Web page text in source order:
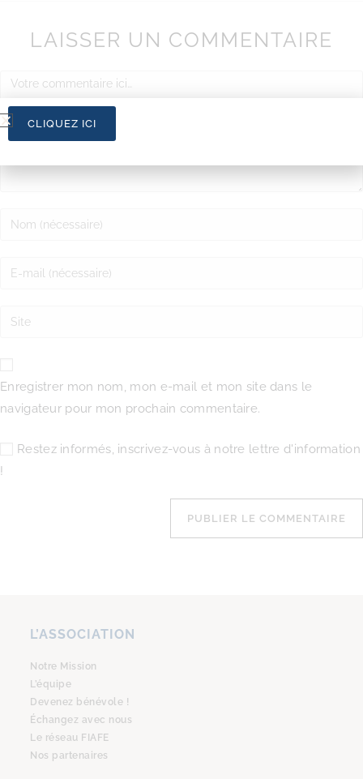
LAISSER UN COMMENTAIRE
Enregistrer mon nom, mon e-mail et mon site dans le
navigateur pour mon prochain commentaire.
Restez informés, inscrivez-vous à notre lettre d'information
!
L’ASSOCIATION
Notre Mission
L’équipe
Devenez bénévole !
Échangez avec nous
Le réseau FIAFE
Nos partenaires
CLIQUEZ ICI